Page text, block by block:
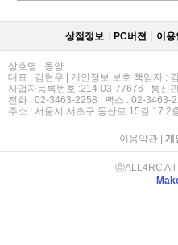
상점정보 PC버젼 이용
상호명 : 동양
대표 : 김현우 | 개인정보 보호 책임자 :
사업자등록번호 :214-03-77676 | 통신
전화 : 02-3463-2258 | 팩스 : 02-3463-
주소 : 서울시 서초구 동산로 15길 17 2
이용약관| 개
ⓒALL4RC All